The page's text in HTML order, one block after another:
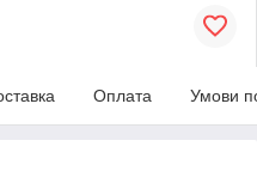
Оплата Умови